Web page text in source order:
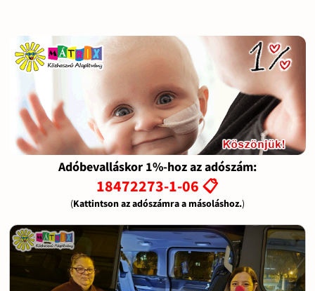
Adóbevalláskor 1%-hoz az adószám:
18472273-1-06 📋
(Kattintson az adószámra a másoláshoz.)